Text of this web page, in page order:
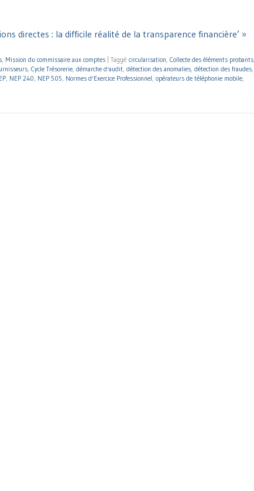
directes : la difficile réalité de la transparence financière’ »
Mission du commissaire aux comptes Taggé circularisation Collecte des éléments probants
Cycle Trésorerie démarche d'audit détection des anomalies détection des fraudes
NEP 240 NEP 505 Normes d'Exercice Professionnel opérateurs de téléphonie mobile